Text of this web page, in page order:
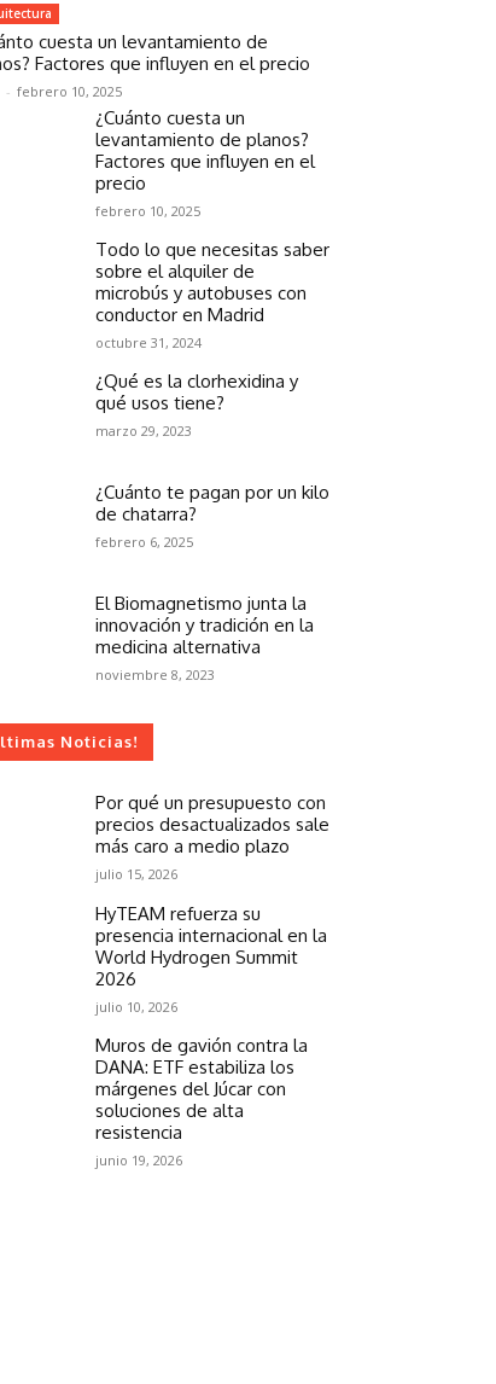
cuesta un levantamiento de
Factores que influyen en el precio
- febrero 10, 2025
¿Cuánto cuesta un
levantamiento de planos?
Factores que influyen en el
precio
febrero 10, 2025
Todo lo que necesitas saber
sobre el alquiler de
microbús y autobuses con
conductor en Madrid
octubre 31, 2024
¿Qué es la clorhexidina y
qué usos tiene?
marzo 29, 2023
¿Cuánto te pagan por un kilo
de chatarra?
febrero 6, 2025
El Biomagnetismo junta la
innovación y tradición en la
medicina alternativa
noviembre 8, 2023
Noticias!
Por qué un presupuesto con
precios desactualizados sale
más caro a medio plazo
julio 15, 2026
HyTEAM refuerza su
presencia internacional en la
World Hydrogen Summit
2026
julio 10, 2026
Muros de gavión contra la
DANA: ETF estabiliza los
márgenes del Júcar con
soluciones de alta
resistencia
junio 19, 2026